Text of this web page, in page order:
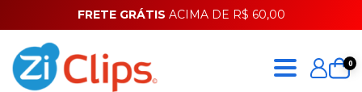
FRETE GRÁTIS ACIMA DE R$ 60,00
0